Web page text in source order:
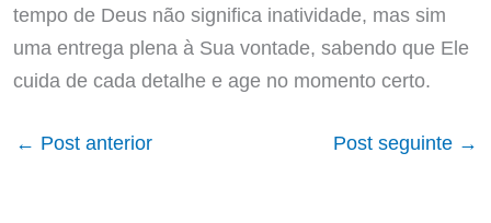
tempo de Deus não significa inatividade, mas sim
uma entrega plena à Sua vontade, sabendo que Ele
cuida de cada detalhe e age no momento certo.
← Post anterior Post seguinte →